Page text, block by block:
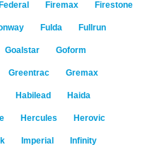
Federal Firemax Firestone
Fulda Fullrun
Goalstar Goform
Greentrac Gremax
Habilead Haida
Hercules Herovic
Imperial Infinity